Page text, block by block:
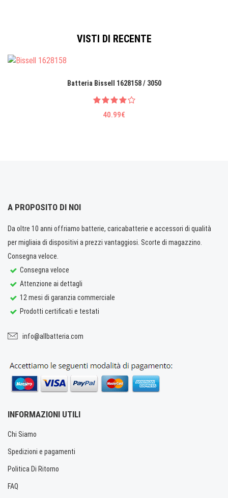
VISTI DI RECENTE
Batteria Bissell 1628158 / 3050
40.99€
A PROPOSITO DI NOI
Da oltre 10 anni offriamo batterie, caricabatterie e accessori di qualità
per migliaia di dispositivi a prezzi vantaggiosi. Scorte di magazzino.
Consegna veloce.
Consegna veloce
Attenzione ai dettagli
12 mesi di garanzia commerciale
Prodotti certificati e testati
info@allbatteria.com
INFORMAZIONI UTILI
Chi Siamo
Spedizioni e pagamenti
Politica Di Ritorno
FAQ